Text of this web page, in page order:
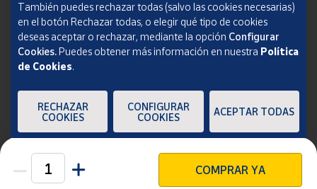
Unidades COMPRAR YA
Política de Privacidad Web
Informe de transparencia
SOCIEDAD ESTATAL CORREOS Y TELÉGRAFOS, S.A., S.M.E. Todos los derechos
También puedes rechazar todas (salvo las cookies necesarias)
en el botón Rechazar todas, o elegir qué tipo de cookies
deseas aceptar o rechazar, mediante la opción Configurar
Cookies.Puedes obtener más información en nuestra Política
de Cookies.
RECHAZAR
COOKIES
CONFIGURAR
COOKIES
ACEPTAR TODAS